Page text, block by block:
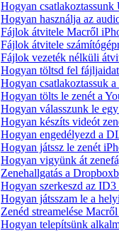
Hogyan
Hogyan használja az
Fájlok átvitele Macről
Fájlok átvitele
Fájlok vezeték nélküli
Hogyan töltsd fel
Hogyan csatlakoztassuk
Hogyan tölts le zenét a
Hogyan válasszunk le
Hogyan készíts videót
Hogyan engedélyezd a
Hogyan játssz le zenét
Hogyan vigyünk át
Zenehallgatás a
Hogyan szerkeszd az
Hogyan játsszam le a
Zenéd streamelése
Hogyan telepítsünk